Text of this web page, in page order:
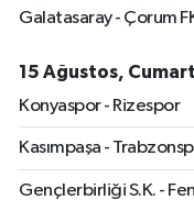
Galatasaray - Çorum
15 Ağustos,
Konyaspor - Rizespor
Kasımpaşa -
Gençlerbirliği S.K. -